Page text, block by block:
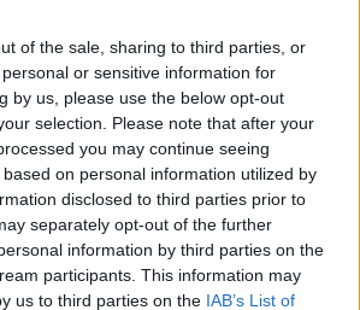
of the sale, sharing to third parties, or
or sensitive information for
by us, please use the below opt-out
selection. Please note that after your
you may continue seeing
on personal information utilized by
disclosed to third parties prior to
separately opt-out of the further
information by third parties on the
participants. This information may
us to third parties on the IAB’s List of
divatos véleményvezéreket.
lehet egy újságíró, egy
facebook felhasználó, vagy a saját
hajvágás közben épp az új
nekünk.A szószólók ajánlásai
A Zuberance ügynökség
ki, hogy világszerte több mint 100
fogyasztó
Ez hatalmas,
kihasználatlan eladási és